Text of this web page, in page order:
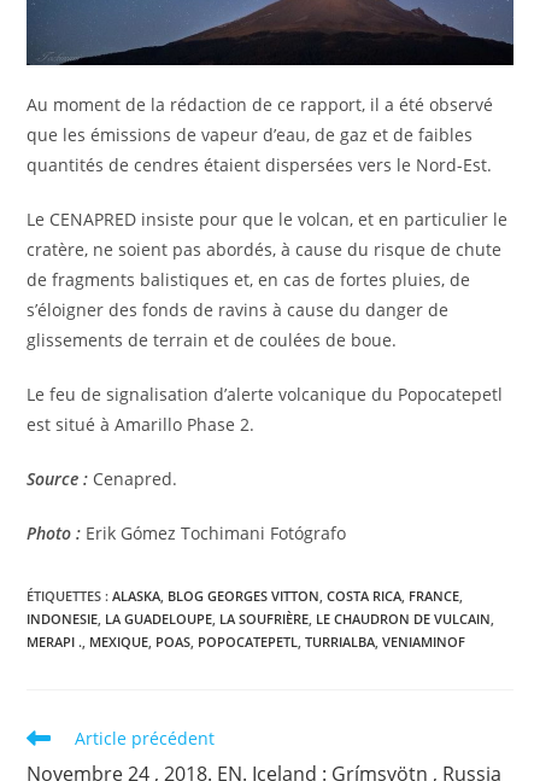
Au moment de la rédaction de ce rapport, il a été observé
que les émissions de vapeur d’eau, de gaz et de faibles
quantités de cendres étaient dispersées vers le Nord-Est.
Le CENAPRED insiste pour que le volcan, et en particulier le
cratère, ne soient pas abordés, à cause du risque de chute
de fragments balistiques et, en cas de fortes pluies, de
s’éloigner des fonds de ravins à cause du danger de
glissements de terrain et de coulées de boue.
Le feu de signalisation d’alerte volcanique du Popocatepetl
est situé à Amarillo Phase 2.
Source : Cenapred.
Photo : Erik Gómez Tochimani Fotógrafo
ÉTIQUETTES :ALASKA, BLOG GEORGES VITTON, COSTA RICA, FRANCE,
INDONESIE, LA GUADELOUPE, LA SOUFRIÈRE, LE CHAUDRON DE VULCAIN,
MERAPI ., MEXIQUE, POAS, POPOCATEPETL, TURRIALBA, VENIAMINOF
Read
Article précédent
Novembre 24 , 2018. EN. Iceland : Grímsvötn , Russia